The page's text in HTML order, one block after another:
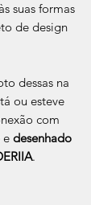
suas formas
de design
dessas na
ou esteve
com
e desenhado
.